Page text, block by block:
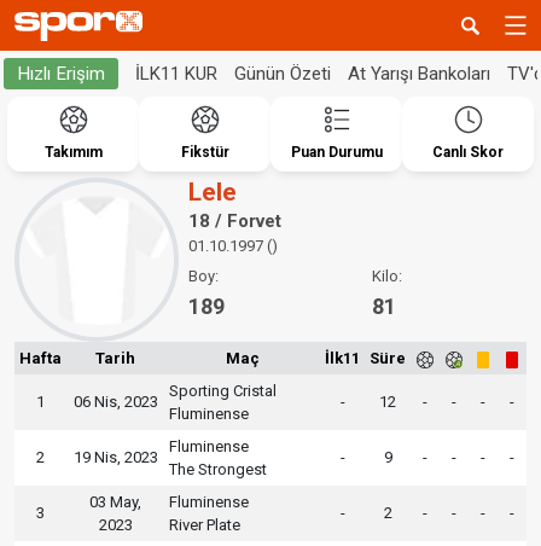
Hızlı Erişim İLK11 KUR Günün Özeti At Yarışı Bankoları
Takımım Fikstür Puan Durumu Canlı Skor
Lele
18 / Forvet
01.10.1997 ()
Boy:
189
Kilo:
81
Hafta Tarih Maç İlk11 Süre
1 06 Nis, 2023
Sporting Cristal
Fluminense
- 12 - - - -
2 19 Nis, 2023
Fluminense
The Strongest
- 9 - - - -
3
03 May,
2023
Fluminense
River Plate
- 2 - - - -